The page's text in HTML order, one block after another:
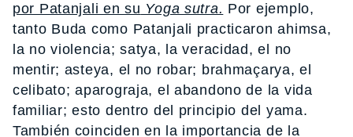
por Patanjali en su Yoga sutra. Por ejemplo,
tanto Buda como Patanjali practicaron ahimsa,
la no violencia; satya, la veracidad, el no
mentir; asteya, el no robar; brahmaçarya, el
celibato; aparograja, el abandono de la vida
familiar; esto dentro del principio del yama.
También coinciden en la importancia de la